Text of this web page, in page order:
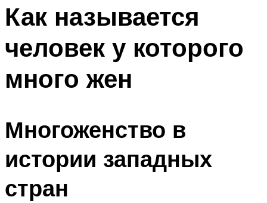
Как называется
человек у которого
много жен
Многоженство в
истории западных
стран